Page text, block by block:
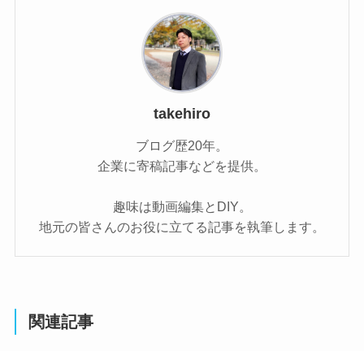
takehiro
ブログ歴20年。
企業に寄稿記事などを提供。
趣味は動画編集とDIY。
地元の皆さんのお役に立てる記事を執筆します。
関連記事